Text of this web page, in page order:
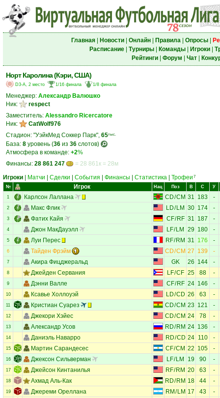
Главная| Новости| Онлайн| Правила| Опросы|
Расписание| Турниры| Команды| Игроки|
Рейтинги| Форум Чат|
Норт Каролина (Кэри, США)
D3-A, 2 место 1/16 финала 1/8 финала
Менеджер: Александр Валюшко
Ник:
respect
Заместитель: Alessandro Ricercatore
Ник:
CatWolf976
Стадион: "УэйкМед Соккер Парк", 65тыс.
База: 8 уровень (36 из 36 слотов)
Атмосфера в команде: +2%
Финансы: 28 861 247
= 28 861к = 28м
Игроки
Матчи Сделки События Финансы Статистика Трофеи 7
№ Игрок Нац Поз В С У
1 Карлсон Лаллана CD/CM 31 183 -
2 Макс Флик LD/ LM 30 174 -
3 Фатих Кайя CF/RF 31 187 -
4 Джон МакДауэлл LF/ LM 29 180 -
5 Луи Перес RF/ RM 31 176 -
6 Тайден Фрэйм CD/CM 27 139 -
7 Акира Фицджеральд GK 26 144 -
8 Джейден Сервания LF/CF 25 88 -
9 Дэнни Валле CF/RF 24 146 -
10 Ксавье Холлоуэй LD/CD 26 63 -
11 Кристиан Суарез CD/CM 23 121 -
12 Джекори Хэйес CD/CM 24 78 -
13 Александр Усов RD/ RM 24 136 -
14 Даниэль Наварро RD/CD 24 110 -
15 Мартин Сарандесес CF/CM 22 105 -
16 Джексон Сильверман LF/ LM 19 90 -
17 Джейсон Кинтанилья RF/ RM 20 63 -
18 Ахмад Аль-Как RD/ RM 18 44 -
19 Джереми Ореллана RM /LM 17 43 -